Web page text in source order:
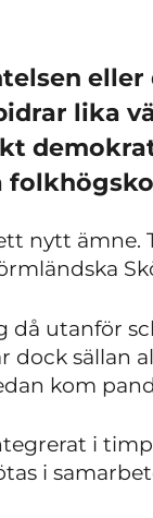
eller
lika
nytt ämne.
då utanför
sällan
kom
i
i